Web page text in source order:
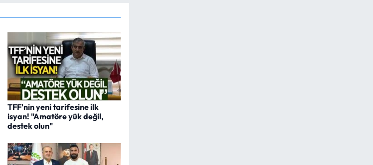
TFF'nin yeni tarifesine ilk
isyan! "Amatöre yük değil,
destek olun"